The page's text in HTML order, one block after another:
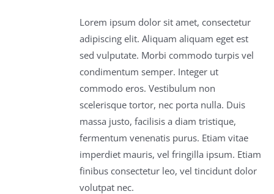
Lorem ipsum dolor sit amet, consectetur
adipiscing elit. Aliquam aliquam eget est
sed vulputate. Morbi commodo turpis vel
condimentum semper. Integer ut
commodo eros. Vestibulum non
scelerisque tortor, nec porta nulla. Duis
massa justo, facilisis a diam tristique,
fermentum venenatis purus. Etiam vitae
imperdiet mauris, vel fringilla ipsum. Etiam
finibus consectetur leo, vel tincidunt dolor
volutpat nec.